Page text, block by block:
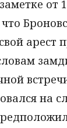
от
что
арест
на